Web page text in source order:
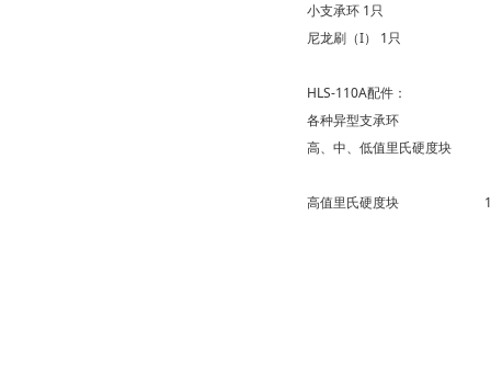
小支承环 1只
尼龙刷（I）
1只
HLS-110A配件：
各种异型支承环
高、中、低值里氏硬度块
高值里氏硬度块 1